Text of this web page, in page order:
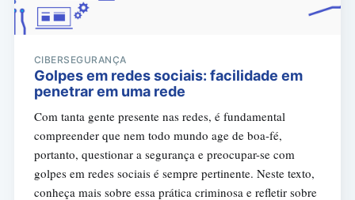
CIBERSEGURANÇA
Golpes em redes sociais: facilidade em
penetrar em uma rede
Com tanta gente presente nas redes, é fundamental
compreender que nem todo mundo age de boa-fé,
portanto, questionar a segurança e preocupar-se com
golpes em redes sociais é sempre pertinente. Neste texto,
conheça mais sobre essa prática criminosa e refletir sobre